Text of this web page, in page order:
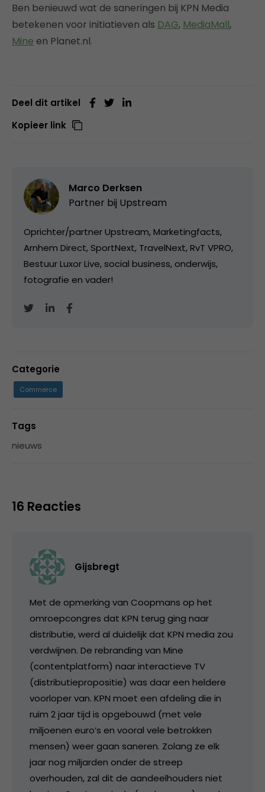
Ben benieuwd wat de saneringen bij KPN Media
betekenen voor initiatieven als DAG, MediaMall,
Mine en Planet.nl.
Deel dit artikel
Kopieer link
Marco Derksen
Partner bij Upstream
Oprichter/partner Upstream, Marketingfacts,
Arnhem Direct, SportNext, TravelNext, RvT VPRO,
Bestuur Luxor Live, social business, onderwijs,
fotografie en vader!
Categorie
Commerce
Tags
nieuws
16 Reacties
Gijsbregt
Met de opmerking van Coopmans op het
omroepcongres dat KPN terug ging naar
distributie, werd al duidelijk dat KPN media zou
verdwijnen. De rebranding van Mine
(contentplatform) naar interactieve TV
(distributiepropositie) was daar een heldere
voorloper van. KPN moet een afdeling die in
ruim 2 jaar tijd is opgebouwd (met vele
miljoenen euro’s en vooral vele betrokken
mensen) weer gaan saneren. Zolang ze elk
jaar nog miljarden onder de streep
overhouden, zal dit de aandeelhouders niet